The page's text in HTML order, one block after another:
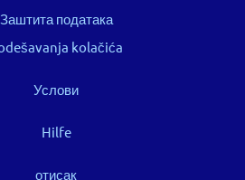
Заштита података
kolačića
Услови
Hilfe
отисак